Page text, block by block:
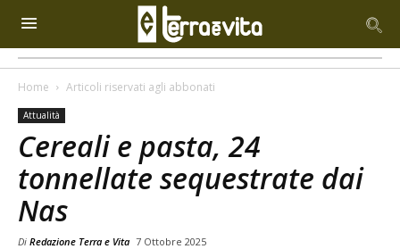
Home Articoli riservati agli abbonati
Attualità
Cereali e pasta, 24
tonnellate sequestrate dai
Nas
Di Redazione Terra e Vita 7 Ottobre 2025